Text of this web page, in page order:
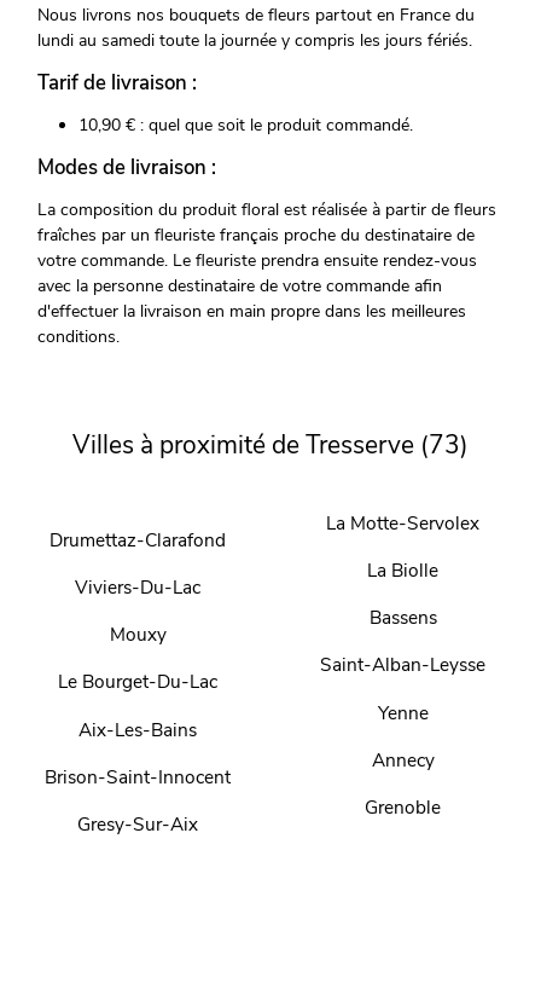
Nous livrons nos bouquets de fleurs partout en France du
lundi au samedi toute la journée y compris les jours fériés.
Tarif de livraison :
10,90 € : quel que soit le produit commandé.
Modes de livraison :
La composition du produit floral est réalisée à partir de fleurs
fraîches par un fleuriste français proche du destinataire de
votre commande. Le fleuriste prendra ensuite rendez-vous
avec la personne destinataire de votre commande afin
d'effectuer la livraison en main propre dans les meilleures
conditions.
Villes à proximité de Tresserve (73)
Drumettaz-Clarafond
Viviers-Du-Lac
Mouxy
Le Bourget-Du-Lac
Aix-Les-Bains
Brison-Saint-Innocent
Gresy-Sur-Aix
La Motte-Servolex
La Biolle
Bassens
Saint-Alban-Leysse
Yenne
Annecy
Grenoble